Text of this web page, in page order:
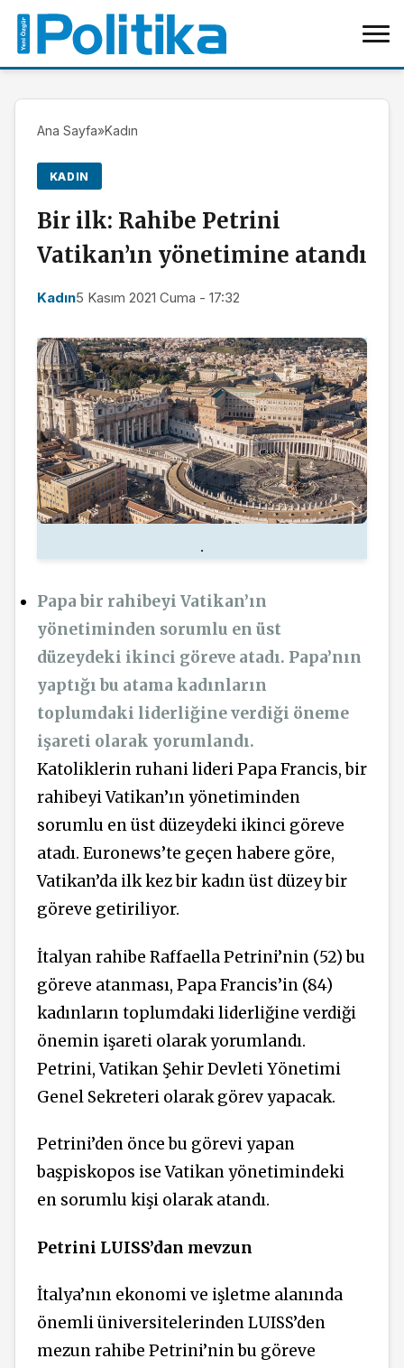
Ana Sayfa»Kadın
KADIN
Bir ilk: Rahibe Petrini
Vatikan’ın yönetimine atandı
Kadın5 Kasım 2021 Cuma - 17:32
.
Papa bir rahibeyi Vatikan’ın
yönetiminden sorumlu en üst
düzeydeki ikinci göreve atadı. Papa’nın
yaptığı bu atama kadınların
toplumdaki liderliğine verdiği öneme
işareti olarak yorumlandı.
Katoliklerin ruhani lideri Papa Francis, bir
rahibeyi Vatikan’ın yönetiminden
sorumlu en üst düzeydeki ikinci göreve
atadı. Euronews’te geçen habere göre,
Vatikan’da ilk kez bir kadın üst düzey bir
göreve getiriliyor.
İtalyan rahibe Raffaella Petrini’nin (52) bu
göreve atanması, Papa Francis’in (84)
kadınların toplumdaki liderliğine verdiği
önemin işareti olarak yorumlandı.
Petrini, Vatikan Şehir Devleti Yönetimi
Genel Sekreteri olarak görev yapacak.
Petrini’den önce bu görevi yapan
başpiskopos ise Vatikan yönetimindeki
en sorumlu kişi olarak atandı.
Petrini LUISS’dan mevzun
İtalya’nın ekonomi ve işletme alanında
önemli üniversitelerinden LUISS’den
mezun rahibe Petrini’nin bu göreve